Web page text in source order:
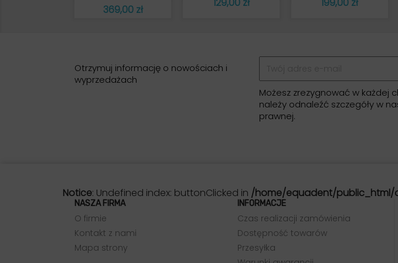
Cena
369,00 zł
Otrzymuj informację o nowościach i
wyprzedażach
Możesz zrezygnować w każdej
należy odnaleźć szczegóły w
prawnej.
Notice: Undefined index: buttonClicked in /home/equadent/
NASZA FIRMA
O firmie
Kontakt z nami
Mapa strony
INFORMACJE
Czas realizacji zamówienia
Dostępność towarów
Przesyłka